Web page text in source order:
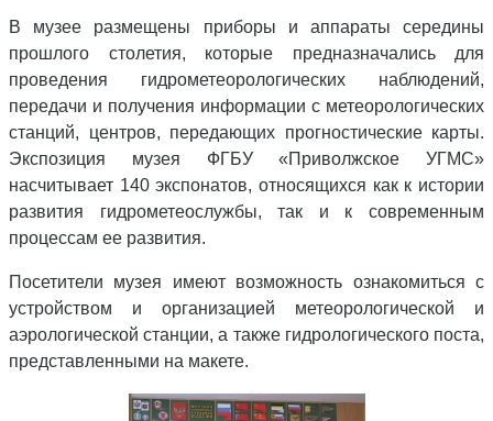
В музее размещены приборы и аппараты середины
прошлого столетия, которые предназначались для
проведения гидрометеорологических наблюдений,
передачи и получения информации с метеорологических
станций, центров, передающих прогностические карты.
Экспозиция музея ФГБУ «Приволжское УГМС»
насчитывает 140 экспонатов, относящихся как к истории
развития гидрометеослужбы, так и к современным
процессам ее развития.
Посетители музея имеют возможность ознакомиться с
устройством и организацией метеорологической и
аэрологической станции, а также гидрологического поста,
представленными на макете.